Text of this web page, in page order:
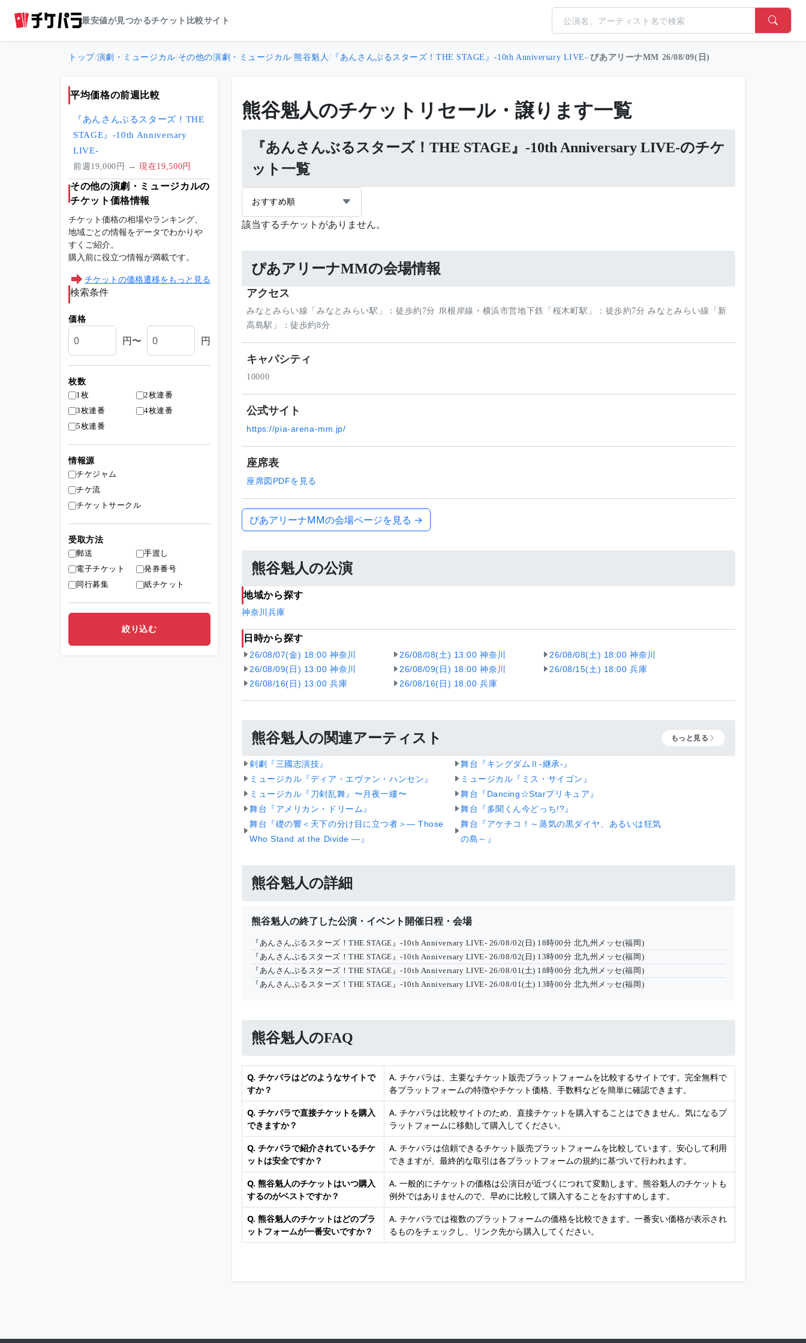
最安値が見つかるチケット比較サイト
トップ/演劇・ミュージカル/その他の演劇・ミュージカル/熊谷魁人/ 『あんさんぶるスターズ！THE STAGE』-10th Anniversary LIVE-/ぴあアリーナMM 26/08/09(日)
熊谷魁人のチケットリセール・譲ります一覧
『あんさんぶるスターズ！THE STAGE』-10th Anniversary LIVE-のチケ
ット一覧
おすすめ順
該当するチケットがありません。
ぴあアリーナMMの会場情報
アクセス
みなとみらい線「みなとみらい駅」：徒歩約7分 JR根岸線・横浜市営地下鉄「桜木町駅」：徒歩約7分 みなとみらい線「新
高島駅」：徒歩約8分
キャパシティ
10000
公式サイト
https://pia-arena-mm.jp/
座席表
座席図PDFを見る
ぴあアリーナMMの会場ページを見る →
熊谷魁人の公演
地域から探す
神奈川 兵庫
日時から探す
26/08/07(金) 18:00 神奈川 26/08/08(土) 13:00 神奈川
26/08/08(土) 18:00 神奈川
26/08/09(日) 13:00 神奈川
26/08/09(日) 18:00 神奈川
26/08/15(土) 18:00 兵庫
26/08/16(日) 13:00 兵庫
26/08/16(日) 18:00 兵庫
熊谷魁人の関連アーティスト もっと見る
剣劇『三國志演技』
舞台『キングダムⅡ-継承-』
ミュージカル『ディア・エヴァン・ハンセン』
ミュージカル『ミス・サイゴン』
ミュージカル『刀剣乱舞』〜月夜一縷〜
舞台『Dancing☆Starプリキュア』
舞台『アメリカン・ドリーム』
舞台『多聞くん今どっち!?』
舞台『礎の響＜天下の分け目に立つ者＞― Those
Who Stand at the Divide ―』
舞台『アケチコ！～蒸気の黒ダイヤ、あるいは狂気
の島～』
熊谷魁人の詳細
熊谷魁人の終了した公演・イベント開催日程・会場
『あんさんぶるスターズ！THE STAGE』-10th Anniversary LIVE- 26/08/02(日) 18時00分 北九州メッセ(福岡)
『あんさんぶるスターズ！THE STAGE』-10th Anniversary LIVE- 26/08/02(日) 13時00分 北九州メッセ(福岡)
『あんさんぶるスターズ！THE STAGE』-10th Anniversary LIVE- 26/08/01(土) 18時00分 北九州メッセ(福岡)
『あんさんぶるスターズ！THE STAGE』-10th Anniversary LIVE- 26/08/01(土) 13時00分 北九州メッセ(福岡)
熊谷魁人のFAQ
Q. チケパラはどのようなサイトで
すか？
A. チケパラは、主要なチケット販売プラットフォームを比較するサイトです。完全無料で
各プラットフォームの特徴やチケット価格、手数料などを簡単に確認できます。
Q. チケパラで直接チケットを購入
できますか？
A. チケパラは比較サイトのため、直接チケットを購入することはできません。気になるプ
ラットフォームに移動して購入してください。
Q. チケパラで紹介されているチケ
ットは安全ですか？
A. チケパラは信頼できるチケット販売プラットフォームを比較しています。安心して利用
できますが、最終的な取引は各プラットフォームの規約に基づいて行われます。
Q. 熊谷魁人のチケットはいつ購入
するのがベストですか？
A. 一般的にチケットの価格は公演日が近づくにつれて変動します。熊谷魁人のチケットも
例外ではありませんので、早めに比較して購入することをおすすめします。
Q. 熊谷魁人のチケットはどのプラ
ットフォームが一番安いですか？
A. チケパラでは複数のプラットフォームの価格を比較できます。一番安い価格が表示され
るものをチェックし、リンク先から購入してください。
平均価格の前週比較
『あんさんぶるスターズ！THE
STAGE』-10th Anniversary
LIVE-
前週19,000円 → 現在19,500円
その他の演劇・ミュージカルの
チケット価格情報
チケット価格の相場やランキング、
地域ごとの情報をデータでわかりや
すくご紹介。
購入前に役立つ情報が満載です。
チケットの価格遷移をもっと見る
検索条件
価格
円〜 円
枚数
1枚
2枚連番
3枚連番
4枚連番
5枚連番
情報源
チケジャム
チケ流
チケットサークル
受取方法
郵送
手渡し
電子チケット
発券番号
同行募集
紙チケット